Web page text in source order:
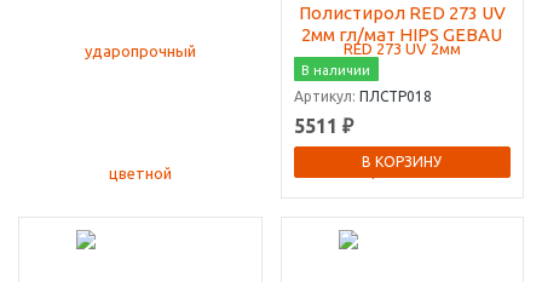
Полистирол RED 273 UV
2мм гл/мат HIPS GEBAU
В наличии
Артикул: ПЛСТР018
5511 ₽
В КОРЗИНУ